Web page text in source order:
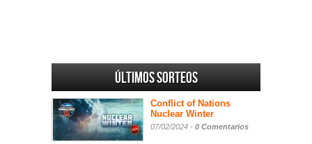
Últimos sorteos
Conflict of Nations
Nuclear Winter
07/02/2024 - 0 Comentarios